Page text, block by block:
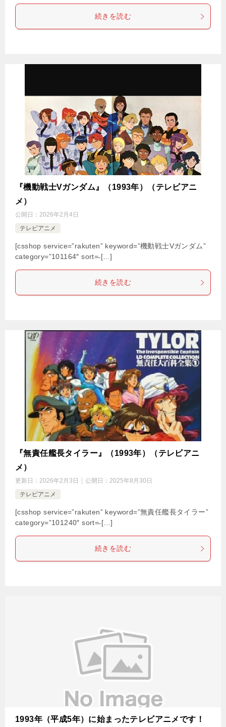
続きを読む
『機動戦士Vガンダム』（1993年）（テレビアニ
メ）
公開日： 2026年2月4日
テレビアニメ
[csshop service=”rakuten” keyword=”機動戦士Vガンダム”
category=”101164″ sort=̶ […]
続きを読む
『無責任艦長タイラー』（1993年）（テレビアニ
メ）
更新日： 2026年2月3日 公開日： 2025年8月30日
テレビアニメ
[csshop service=”rakuten” keyword=”無責任艦長タイラー”
category=”101240″ sort=̶ […]
続きを読む
1993年（平成5年）に始まったテレビアニメです！